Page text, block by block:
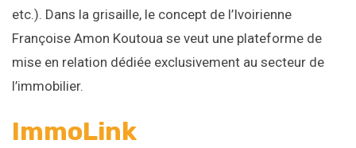
etc.). Dans la grisaille, le concept de l’Ivoirienne
Françoise Amon Koutoua se veut une plateforme de
mise en relation dédiée exclusivement au secteur de
l’immobilier.
ImmoLink